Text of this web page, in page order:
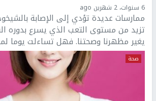
6 سنوات، 2 شهرين ago
ممارسات عديدة تؤدي إلى الإصابة
تزيد من مستوى التعب الذي يسرع بدوره
يغير مظهرنا وصحتنا. فهل تساءلت يوما
صحة